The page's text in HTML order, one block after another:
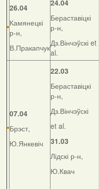
26.04
Камянецкі
р-н,
В.Пракапчук
24.04
Бераставіцкі
р-н,
Дз.Вінчэўскі et
al.
07.04
Брэст,
Ю.Янкевіч
22.03
Бераставіцкі
р-н,
Дз.Вінчэўскі
et al.
31.03
Лідскі р-н,
Ю.Квач